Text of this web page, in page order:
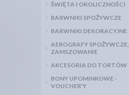
ŚWIĘTA I OKOLICZNOŚCI
BARWNIKI SPOŻYWCZE
BARWNIKI DEKORACYJNE
AEROGRAFY SPOŻYWCZE,
ZAMSZOWANIE
AKCESORIA DO TORTÓW
BONY UPOMINKOWE -
VOUCHER'Y